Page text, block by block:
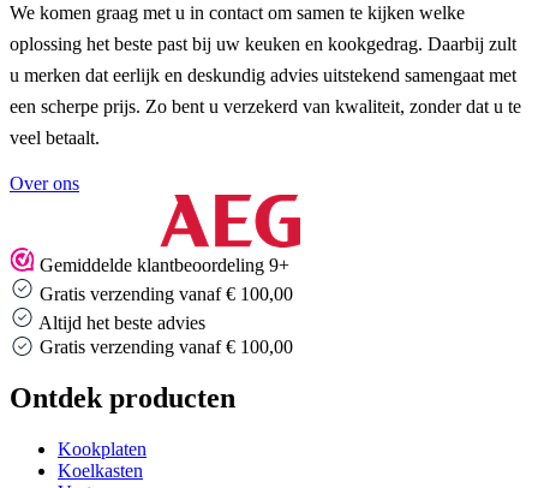
We komen graag met u in contact om samen te kijken welke
oplossing het beste past bij uw keuken en kookgedrag. Daarbij zult
u merken dat eerlijk en deskundig advies uitstekend samengaat met
een scherpe prijs. Zo bent u verzekerd van kwaliteit, zonder dat u te
veel betaalt.
Over ons
Gemiddelde klantbeoordeling 9+
Gratis verzending vanaf € 100,00
Altijd het beste advies
Altijd het beste advies
Ontdek producten
Kookplaten
Koelkasten